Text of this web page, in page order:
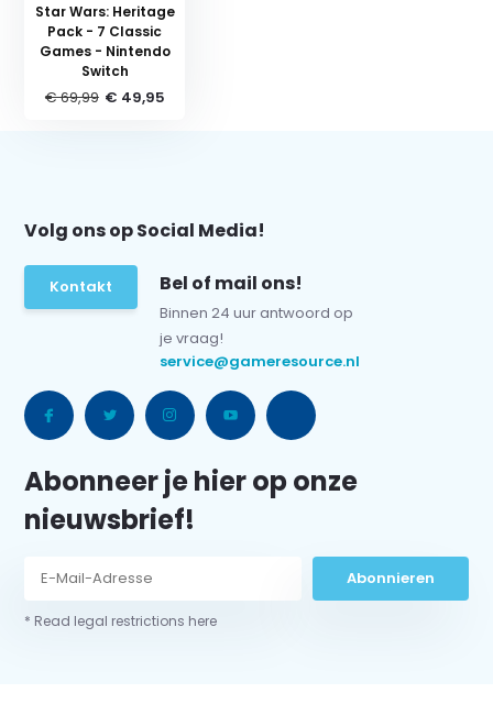
Star Wars: Heritage
Pack - 7 Classic
Games - Nintendo
Switch
€ 69,99 € 49,95
Volg ons op Social Media!
Kontakt Bel of mail ons!
Binnen 24 uur antwoord op
je vraag!
service@gameresource.nl
Abonneer je hier op onze
nieuwsbrief!
Abonnieren
* Read legal restrictions here